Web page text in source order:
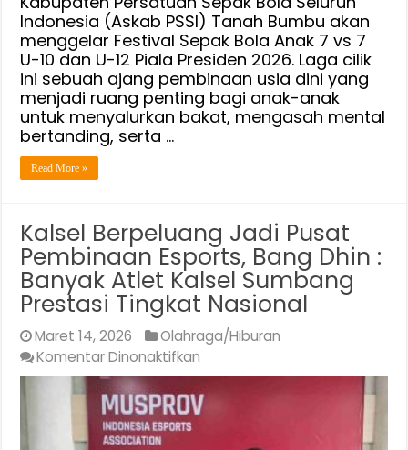
dan
U-
12
Piala
Presiden
2026
Indonesia (Askab PSSI) Tanah Bumbu akan
menggelar Festival Sepak Bola Anak 7 vs 7
U-10 dan U-12 Piala Presiden 2026. Laga cilik
ini sebuah ajang pembinaan usia dini yang
menjadi ruang penting bagi anak-anak
untuk menyalurkan bakat, mengasah mental
bertanding, serta …
Read More »
Kalsel Berpeluang Jadi Pusat
Pembinaan Esports, Bang Dhin :
Banyak Atlet Kalsel Sumbang
Prestasi Tingkat Nasional
Maret 14, 2026
Olahraga/Hiburan
Komentar Dinonaktifkan
Kalsel
Berpeluang
Jadi